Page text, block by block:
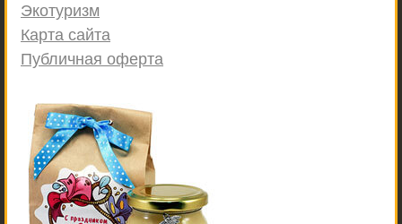
Экотуризм
Карта сайта
Публичная оферта